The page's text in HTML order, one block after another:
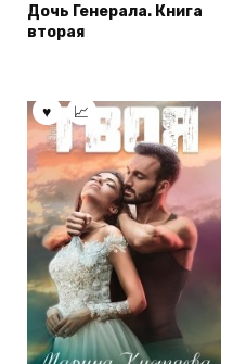
Дочь Генерала. Книга
вторая